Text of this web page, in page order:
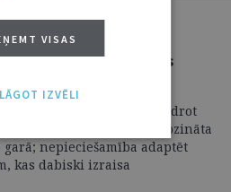
nozīmē, kādu domājis
likumdošanā var izskaidrot
likuma izstrādē; apzināta
nepieciešamība adaptēt
kas dabiski izraisa
VISAS
IZVĒLI